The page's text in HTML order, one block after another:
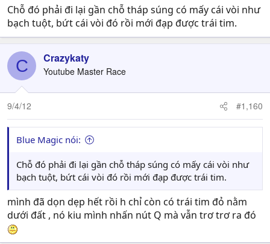
Chỗ đó phải đi lại gần chỗ tháp súng có mấy cái vòi như
bạch tuột, bứt cái vòi đó rồi mới đạp được trái tim.
C Crazykaty
Youtube Master Race
9/4/12 #1,160
Blue Magic nói:
Chỗ đó phải đi lại gần chỗ tháp súng có mấy cái vòi như
bạch tuột, bứt cái vòi đó rồi mới đạp được trái tim.
mình đã dọn dẹp hết rồi h chỉ còn có trái tim đỏ nằm
dưới đất , nó kiu mình nhấn nút Q mà vẫn trơ trơ ra đó